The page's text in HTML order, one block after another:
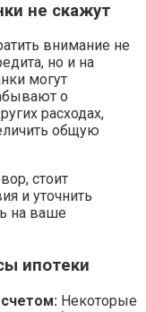
не скажут
внимание не
но и на
могут
о
расходах,
общую
стоит
и уточнить
на ваше
ипотеки
Некоторые